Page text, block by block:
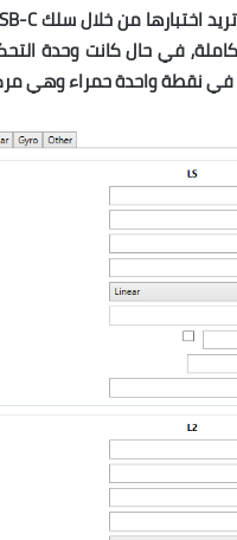
نقطة واحدة حمراء وهي